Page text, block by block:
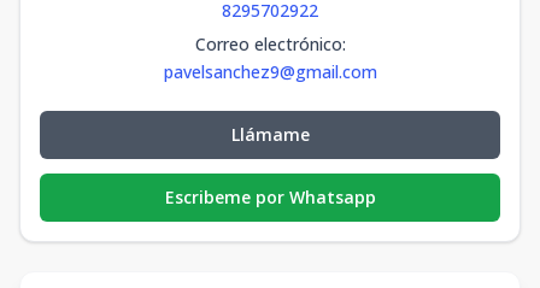
8295702922
Correo electrónico:
pavelsanchez9@gmail.com
Llámame
Escribeme por Whatsapp